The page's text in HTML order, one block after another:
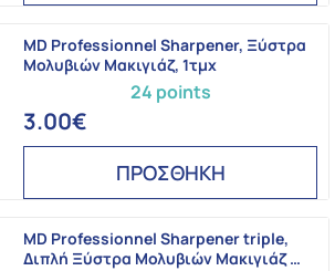
24 points
MD Professionnel Sharpener, Ξύστρα
Μολυβιών Μακιγιάζ, 1τμχ
3.00€
ΠΡΟΣΘΗΚΗ
MD Professionnel Sharpener triple,
Διπλή Ξύστρα Μολυβιών Μακιγιάζ …